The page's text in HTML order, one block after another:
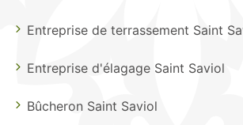
Entreprise de terrassement Saint
Entreprise d'élagage Saint Saviol
Bûcheron Saint Saviol